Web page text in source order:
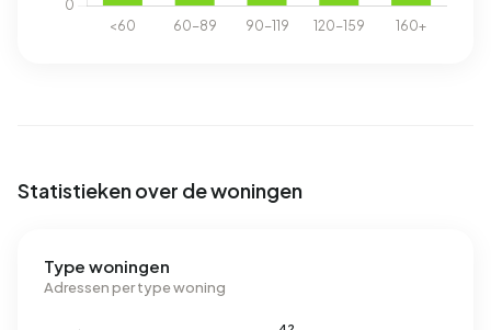
Statistieken over de woningen
Type woningen
Adressen per type woning